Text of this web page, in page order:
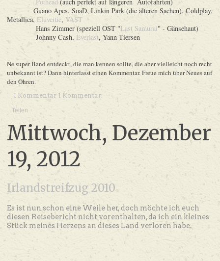
Guano Apes, SoaD, Linkin Park (die älteren Sachen), Coldplay,
Metallica, Eluveitie, VAST
Hans Zimmer (speziell OST "Last Samurai" - Gänsehaut)
Johnny Cash, Everlast, Yann Tiersen
Ne super Band entdeckt, die man kennen sollte, die aber vielleicht noch recht
unbekannt ist?Dann hinterlasst einen Kommentar.Freue mich über Neues auf
den Ohren.
1 Kommentar 1 Kommentar:
Teilen
Mittwoch, Dezember
19, 2012
Irlandstreifzug 2010
Es ist nun schon eine Weile her, doch möchte ich euch
diesen Reisebericht nicht vorenthalten, da ich ein kleines
Stück meines Herzens an dieses Land verloren habe.